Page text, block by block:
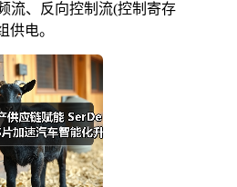
流、反向控制流(控制寄存
供电。